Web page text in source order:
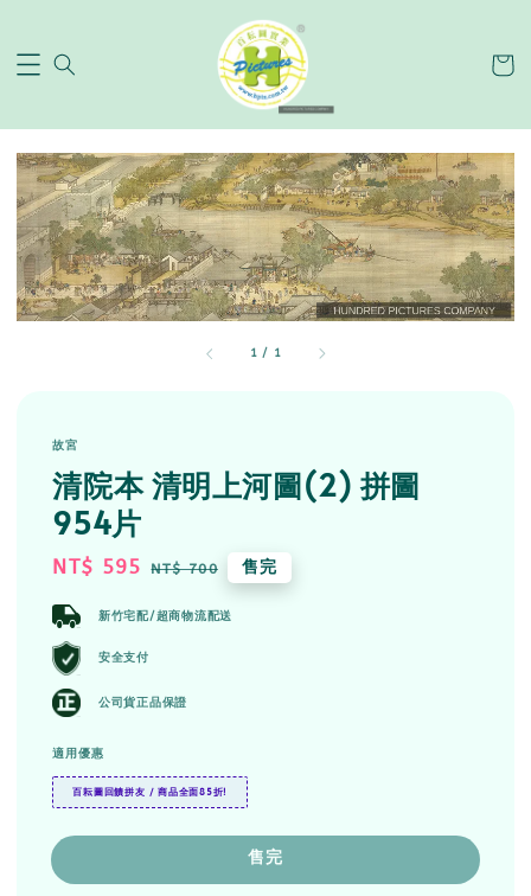
1 / 1
故宮
清院本 清明上河圖(2) 拼圖
954片
Sale
NT$ 595 Regular
NT$ 700 售完
新竹宅配/超商物流配送
安全支付
公司貨正品保證
適用優惠
百耘圖回饋拼友 / 商品全面85折!
售完